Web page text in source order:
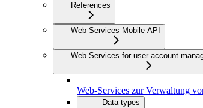
References
Web Services Mobile API
Web Services for user account
Web-Services zur Verwaltung
Data types